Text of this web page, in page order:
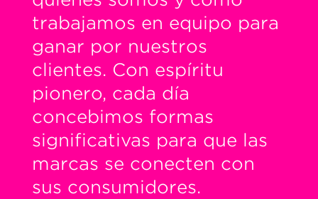
trabajamos en equipo para
ganar por nuestros
clientes. Con espíritu
pionero, cada día
concebimos formas
significativas para que las
marcas se conecten con
sus consumidores.